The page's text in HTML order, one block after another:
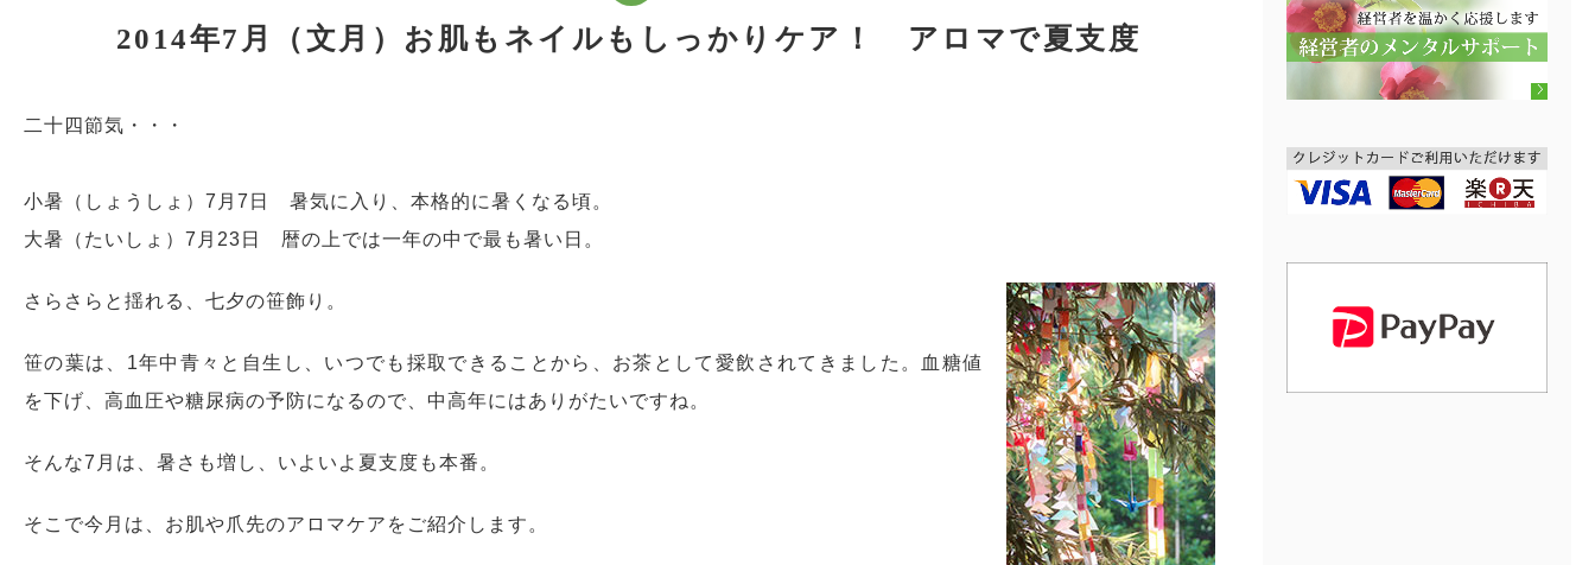
2014年7月（文月）お肌もネイルもしっかりケア！ アロマで夏支度
二十四節気・・・
小暑（しょうしょ）7月7日 暑気に入り、本格的に暑くなる頃。
大暑（たいしょ）7月23日 暦の上では一年の中で最も暑い日。
さらさらと揺れる、七夕の笹飾り。
笹の葉は、1年中青々と自生し、いつでも採取できることから、お茶として愛飲されてきました。血糖値
を下げ、高血圧や糖尿病の予防になるので、中高年にはありがたいですね。
そんな7月は、暑さも増し、いよいよ夏支度も本番。
そこで今月は、お肌や爪先のアロマケアをご紹介します。